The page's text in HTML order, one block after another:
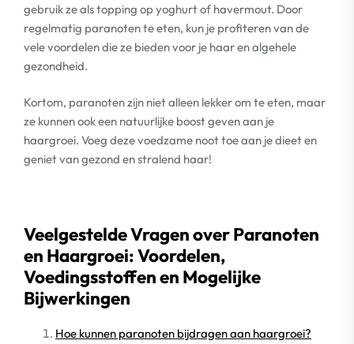
gebruik ze als topping op yoghurt of havermout. Door
regelmatig paranoten te eten, kun je profiteren van de
vele voordelen die ze bieden voor je haar en algehele
gezondheid.
Kortom, paranoten zijn niet alleen lekker om te eten, maar
ze kunnen ook een natuurlijke boost geven aan je
haargroei. Voeg deze voedzame noot toe aan je dieet en
geniet van gezond en stralend haar!
Veelgestelde Vragen over Paranoten
en Haargroei: Voordelen,
Voedingsstoffen en Mogelijke
Bijwerkingen
Hoe kunnen paranoten bijdragen aan haargroei?